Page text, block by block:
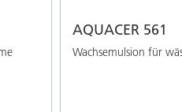
AQUACER 561
Wachsemulsion für